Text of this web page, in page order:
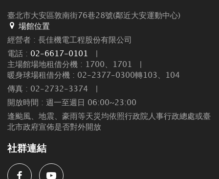
臺北市大安區敦南街76巷28號(鄰近大安運動中心)
場館位置
經營者 : 長佳機電工程股份有限公司
電話 : 02-6617-0101
主場館場地租借分機 : 1700、1701
暖身球場租借分機 : 02-2377-0300轉103、104
傳真 : 02-2732-3374
開放時間 : 週一至週日 06:00~23:00
逢颱風、地震、豪雨等天災均依照行政院人事行政總處或臺
北市政府宣佈是否對外開放
社群連結
FacebookYoutube